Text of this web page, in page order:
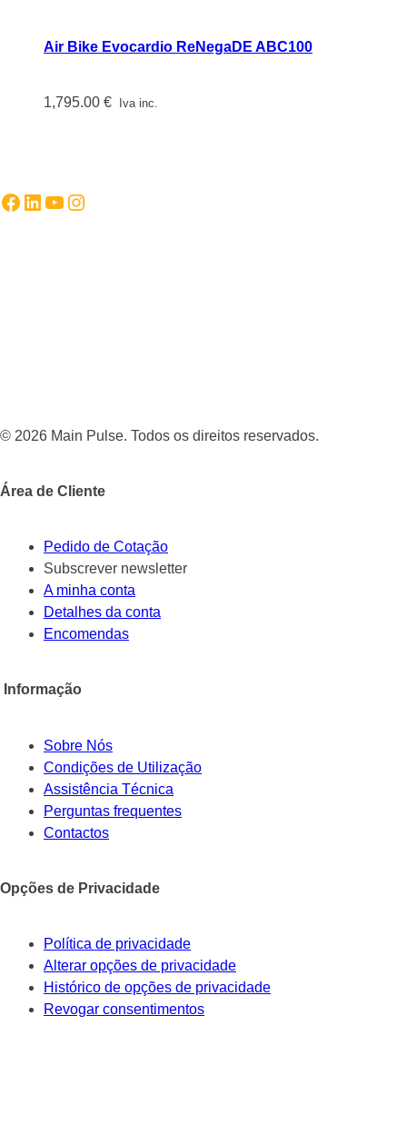
Air Bike Evocardio ReNegaDE ABC100
1,795.00 € Iva inc.
Facebook
LinkedIn
YouTube
Instagram
© 2026 Main Pulse. Todos os direitos reservados.
Área de Cliente
Pedido de Cotação
Subscrever newsletter
A minha conta
Detalhes da conta
Encomendas
Informação
Sobre Nós
Condições de Utilização
Assistência Técnica
Perguntas frequentes
Contactos
Opções de Privacidade
Política de privacidade
Alterar opções de privacidade
Histórico de opções de privacidade
Revogar consentimentos